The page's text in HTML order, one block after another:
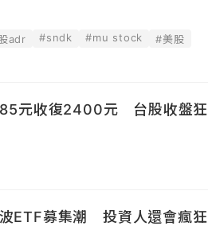
adr #sndk #mu stock
#美股
元收復2400元 台股收盤狂
ETF募集潮 投資人還會瘋狂